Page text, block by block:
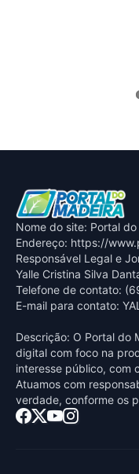
Nome do site: Portal
Endereço: https://
Responsável Legal e
Yalle Cristina Silva
Telefone de contato:
E-mail para contato:
Descrição: O Portal do
digital com foco na
interesse público, com
Atuamos com
verdade, conforme os